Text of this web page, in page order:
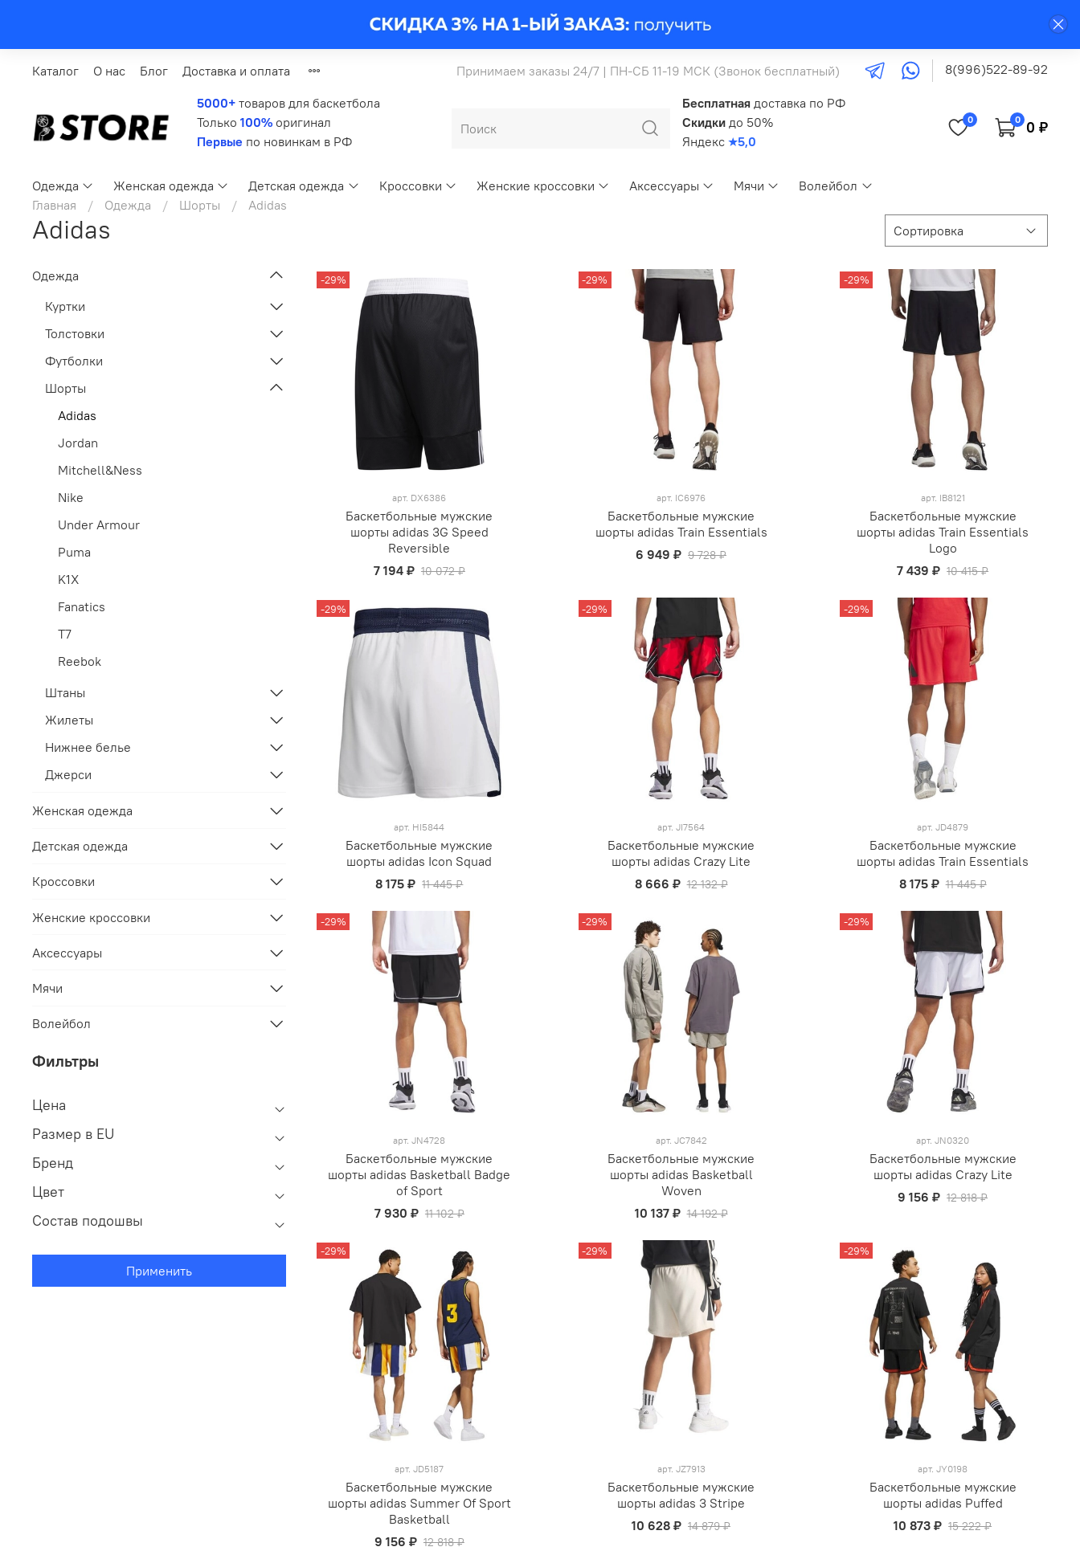
Каталог О нас Блог Доставка и оплата Принимаем заказы 24/7 | ПН-СБ 11-19 МСК (Звонок бесплатный) 8(996)522-89-92
5000+ товаров для баскетбола
Только 100% оригинал
Первые по новинкам в РФ
Бесплатная доставка по РФ
Скидки до 50%
Яндекс ★5,0
0 0 0 ₽
Одежда Женская одежда Детская одежда Кроссовки Женские кроссовки Аксессуары Мячи
Волейбол
Главная
Одежда Шорты Adidas
Adidas
-29%
арт. DX6386
Баскетбольные мужские
шорты adidas 3G Speed
Reversible
7 194 ₽ 10 072 ₽
-29%
арт. IC6976
Баскетбольные мужские
шорты adidas Train Essentials
6 949 ₽ 9 728 ₽
-29%
арт. IB8121
Баскетбольные мужские
шорты adidas Train Essentials
Logo
7 439 ₽ 10 415 ₽
-29%
арт. HI5844
Баскетбольные мужские
шорты adidas Icon Squad
8 175 ₽ 11 445 ₽
-29%
арт.JI7564
Баскетбольные мужские
шорты adidas Crazy Lite
8 666 ₽ 12 132 ₽
-29%
арт.JD4879
Баскетбольные мужские
шорты adidas Train Essentials
8 175 ₽ 11 445 ₽
-29%
арт.JN4728
Баскетбольные мужские
шорты adidas Basketball Badge
of Sport
7 930 ₽ 11 102 ₽
-29%
арт. JC7842
Баскетбольные мужские
шорты adidas Basketball
Woven
10 137 ₽ 14 192 ₽
-29%
арт.JN0320
Баскетбольные мужские
шорты adidas Crazy Lite
9 156 ₽ 12 818 ₽
-29%
арт.JD5187
Баскетбольные мужские
шорты adidas Summer Of Sport
Basketball
9 156 ₽ 12 818 ₽
-29%
арт. JZ7913
Баскетбольные мужские
шорты adidas 3 Stripe
10 628 ₽ 14 879 ₽
-29%
арт.JY0198
Баскетбольные мужские
шорты adidas Puffed
10 873 ₽ 15 222 ₽
Одежда
Куртки
Толстовки
Футболки
Шорты
Adidas
Jordan
Mitchell&Ness
Nike
Under Armour
Puma
K1X
Fanatics
T7
Reebok
Штаны
Жилеты
Нижнее белье
Джерси
Женская одежда
Детская одежда
Кроссовки
Женские кроссовки
Аксессуары
Мячи
Волейбол
Фильтры
Цена
Размер в EU
Бренд
Цвет
Состав подошвы
Применить